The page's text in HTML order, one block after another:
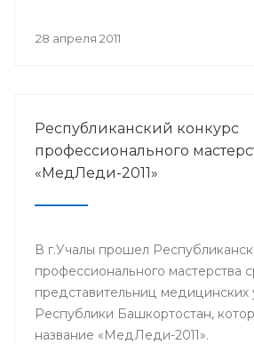
Башкортостан».
28 апреля 2011
Республиканский конкурс
профессионального
«МедЛеди-2011»
В г.Учалы прошел
профессионального мастерства
представительниц
Республики Башкортостан,
название «МедЛеди-2011».